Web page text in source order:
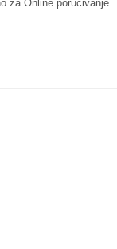
za Online poručivanje